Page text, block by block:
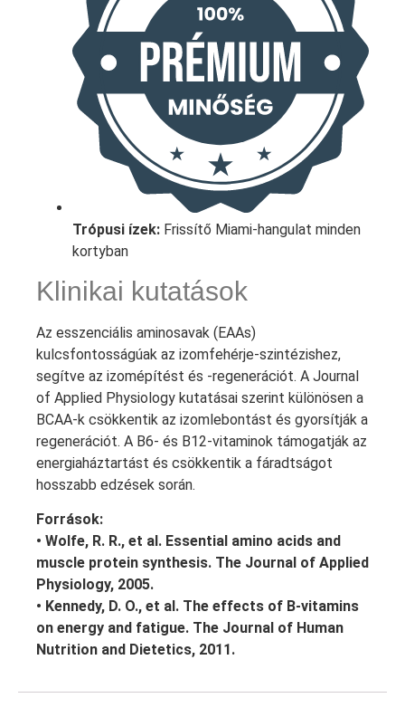
Trópusi ízek: Frissítő Miami-hangulat minden
kortyban
Klinikai kutatások
Az esszenciális aminosavak (EAAs)
kulcsfontosságúak az izomfehérje-szintézishez,
segítve az izomépítést és -regenerációt. A Journal
of Applied Physiology kutatásai szerint különösen a
BCAA-k csökkentik az izomlebontást és gyorsítják a
regenerációt. A B6- és B12-vitaminok támogatják az
energiaháztartást és csökkentik a fáradtságot
hosszabb edzések során.
Források:
• Wolfe, R. R., et al. Essential amino acids and
muscle protein synthesis. The Journal of Applied
Physiology, 2005.
• Kennedy, D. O., et al. The effects of B-vitamins
on energy and fatigue. The Journal of Human
Nutrition and Dietetics, 2011.